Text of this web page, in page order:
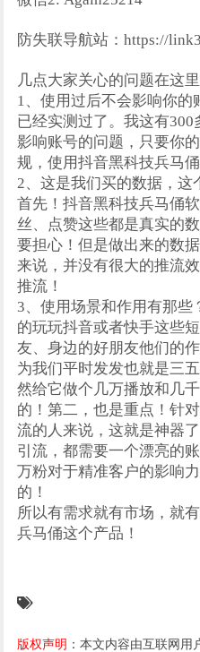
防失联导航站：https://
几点大家关心的问题在这
1、使用过后不会影响你
已经实测过了。我这有
影响账号的问题，只要你
规，使用抖音黑科技兵马
2、这是我们买的数据，这
首先！抖音黑科技兵马俑
丝、点赞这些都是真实的
要担心！但是做出来的数
来说，并没有很大的推流
推流！
3、使用场景和作用有那
的玩玩抖音或者快手这些
友、身边的好朋友他们的
为我们平时发发也就是三
然给它做个几万播放和几
的！第二，也是重点！针
流的人来说，这就是神器
引流，都需要一个漂亮的
万粉对于精准客户的影响
的！
所以有需求就有市场，就
兵马俑这个产品！
版权声明 ：本文内容由互联网